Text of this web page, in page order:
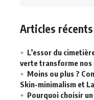
Articles récents
L’essor du
verte transforme
Moins ou plus ?
Skin-minimalism et
Pourquoi choisir